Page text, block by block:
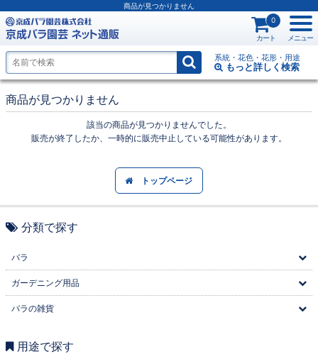
商品が見つかりません
系統・花色・花形・用途
もっと詳しく検索
カート
0
メニュー
商品が見つかりません
該当の商品が見つかりませんでした。
販売が終了したか、一時的に販売中止している可能性があります。
トップページ
分類で探す
バラ
ガーデニング用品
バラの雑貨
用途で探す